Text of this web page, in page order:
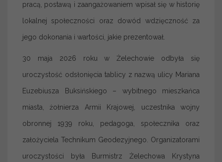
pracą, postawą i zaangażowaniem wpisał się w historię
lokalnej społeczności oraz dowód wdzięczność za
jego dokonania i wartości, jakie prezentował.
30 maja 2026 roku w Żelechowie odbyła się
uroczystość odsłonięcia tablicy z nazwą ulicy Mariana
Euzebiusza Buksińskiego – wybitnego mieszkańca
miasta, żołnierza Armii Krajowej, uczestnika wojny
obronnej 1939 roku, pedagoga, społecznika oraz
założyciela Technikum Geodezyjnego. Organizatorami
uroczystości była Burmistrz Żelechowa Krystyna